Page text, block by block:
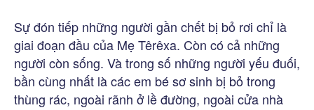
Sự đón tiếp những người gần chết bị bỏ rơi chỉ là
giai đoạn đầu của Mẹ Têrêxa. Còn có cả những
người còn sống. Và trong số những người yếu đuối,
bần cùng nhất là các em bé sơ sinh bị bỏ trong
thùng rác, ngoài rãnh ở lề đường, ngoài cửa nhà